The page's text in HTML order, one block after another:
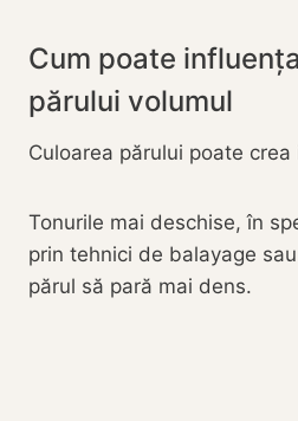
Cum poate
părului volumul
Culoarea părului poate
Tonurile mai deschise, în
prin tehnici de balayage
părul să pară mai dens.